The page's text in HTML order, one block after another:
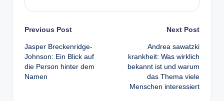
Post
navigation
Previous Post
Jasper Breckenridge-
Johnson: Ein Blick auf
die Person hinter dem
Namen
Next Post
Andrea sawatzki
krankheit: Was wirklich
bekannt ist und warum
das Thema viele
Menschen interessiert